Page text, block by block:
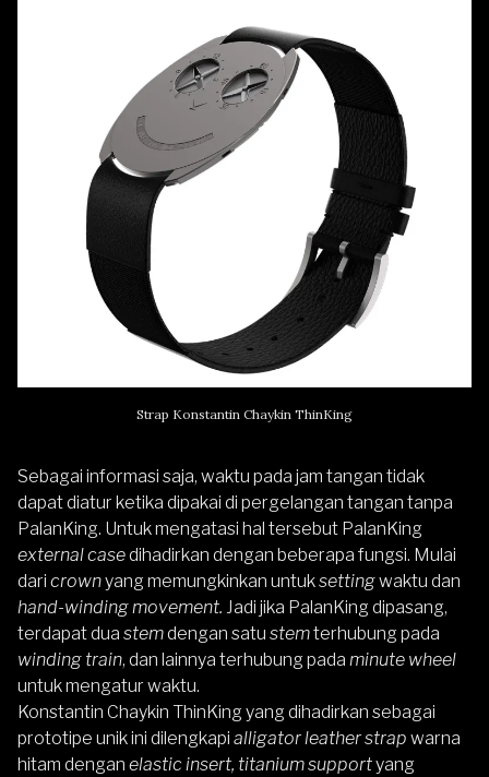
Strap Konstantin Chaykin ThinKing
Sebagai informasi saja, waktu pada jam tangan tidak
dapat diatur ketika dipakai di pergelangan tangan tanpa
PalanKing. Untuk mengatasi hal tersebut PalanKing
external casedihadirkan dengan beberapa fungsi. Mulai
dari crownyang memungkinkan untuksettingwaktu dan
hand-winding movement. Jadi jika PalanKing dipasang,
terdapat dua stemdengan satu stemterhubung pada
winding train, dan lainnya terhubung pada minute wheel
untuk mengatur waktu.
Konstantin Chaykin ThinKing yang dihadirkan sebagai
prototipe unik ini dilengkapi alligator leather strap warna
hitam dengan elastic insert, titanium supportyang